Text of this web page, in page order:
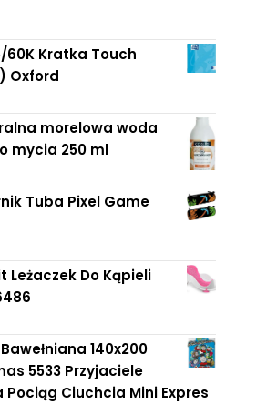
60K Kratka Touch
Oxford
morelowa woda
mycia 250 ml
Tuba Pixel Game
Leżaczek Do Kąpieli
140x200
5533 Przyjaciele
Pociąg Ciuchcia Mini Expres